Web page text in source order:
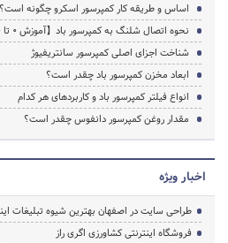
اساس و طریقه کار کمپرسور اسکرو چگونه است؟
نحوه اتصال شلنگ به کمپرسور باد【آموزش 0 تا 100】
شناخت اجزای اصلی کمپرسور سانتریفیوژ
ابعاد مخزن کمپرسور باد چقدر است؟
انواع فیلتر کمپرسور باد و کاربردهای هر کدام
مقدار روغن کمپرسور دانفوس چقدر است؟
اخبار ویژه
طراحی سایت در اصفهان بهترین شیوه تبلیغات
فروشگاه اینترنتی کشاورزی اگری راز